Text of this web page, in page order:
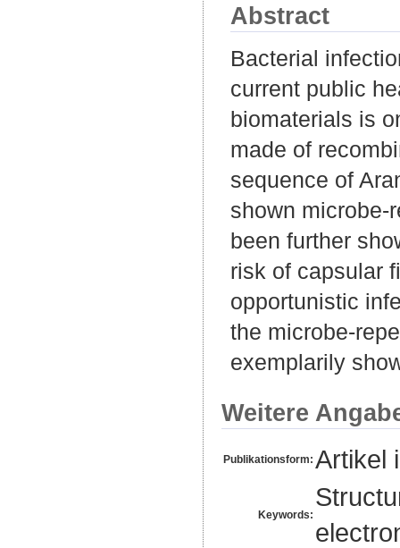
Abstract
Bacterial
current public
biomaterials is
made of
sequence of
shown microbe-
been further
risk of capsular
opportunistic
the microbe-
exemplarily
Weitere
Publikationsform: Artikel
Keywords: